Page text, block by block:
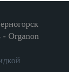
Organon